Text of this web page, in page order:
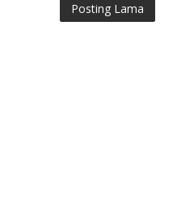
Posting Lama